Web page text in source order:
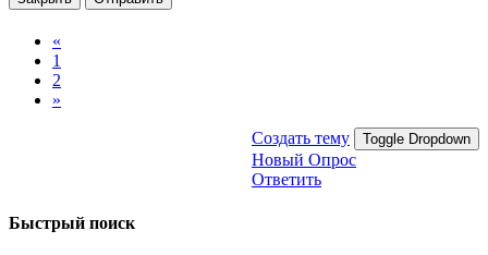
«
1
2
»
Создать тему Toggle Dropdown
Новый Опрос
Ответить
Быстрый поиск